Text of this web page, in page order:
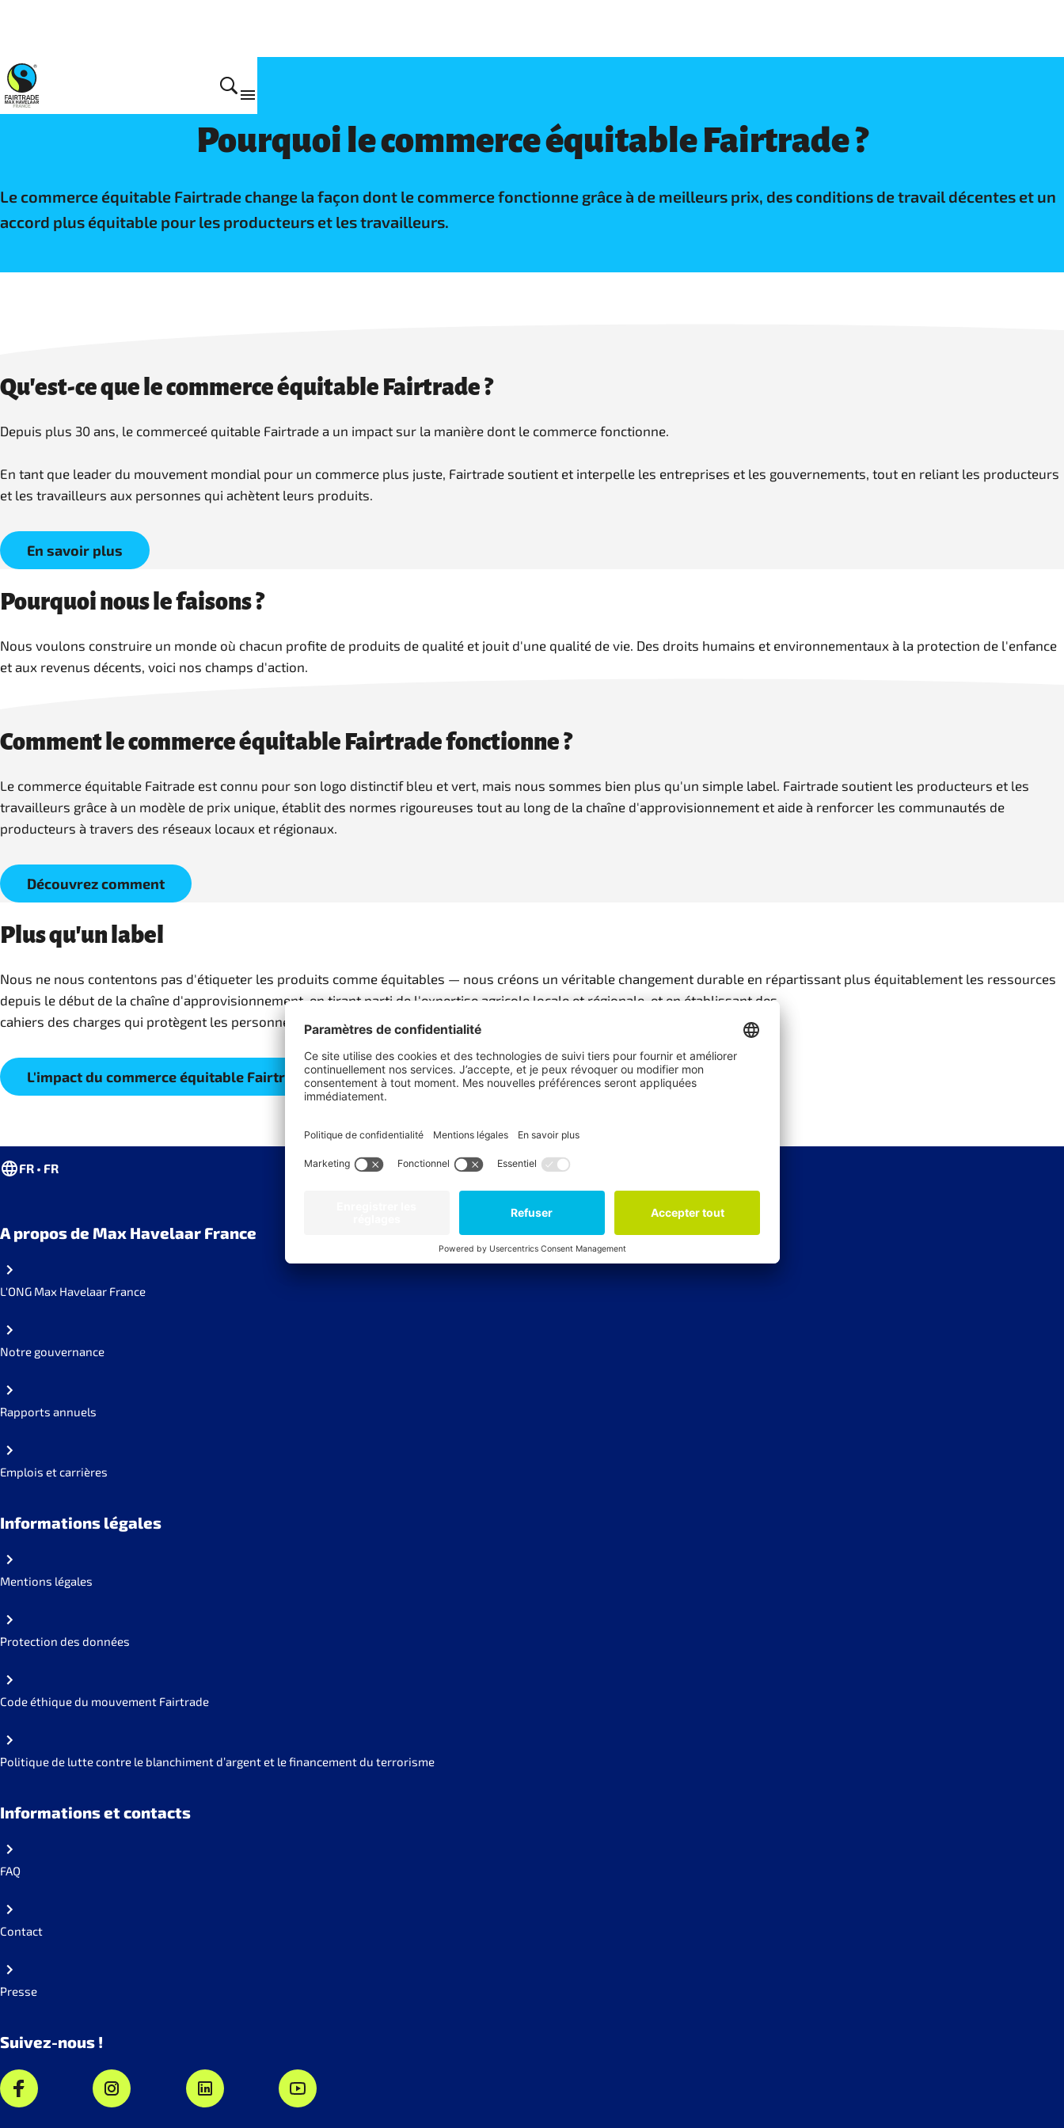
Home
Pourquoi le commerce équitable Fairtrade ?
Le commerce équitable Fairtrade change la façon dont le commerce fonctionne grâce à de meilleurs prix, des conditions de travail décentes et un
accord plus équitable pour les producteurs et les travailleurs.
Qu'est-ce que le commerce équitable Fairtrade ?
Depuis plus 30 ans, le commerceé quitable Fairtrade a un impact sur la manière dont le commerce fonctionne.
En tant que leader du mouvement mondial pour un commerce plus juste, Fairtrade soutient et interpelle les entreprises et les gouvernements, tout en reliant les producteurs
et les travailleurs aux personnes qui achètent leurs produits.
En savoir plus
Pourquoi nous le faisons ?
Nous voulons construire un monde où chacun profite de produits de qualité et jouit d'une qualité de vie. Des droits humains et environnementaux à la protection de l'enfance
et aux revenus décents, voici nos champs d'action.
Comment le commerce équitable Fairtrade fonctionne ?
Le commerce équitable Faitrade est connu pour son logo distinctif bleu et vert, mais nous sommes bien plus qu'un simple label. Fairtrade soutient les producteurs et les
travailleurs grâce à un modèle de prix unique, établit des normes rigoureuses tout au long de la chaîne d'approvisionnement et aide à renforcer les communautés de
producteurs à travers des réseaux locaux et régionaux.
Découvrez comment
Plus qu'un label
Nous ne nous contentons pas d'étiqueter les produits comme équitables — nous créons un véritable changement durable en répartissant plus équitablement les ressources
depuis le début de la chaîne d'approvisionnement, en tirant parti de l'expertise agricole locale et régionale, et en établissant des
cahiers des charges qui protègent les personnes et l'environnement.
L'impact du commerce équitable Fairtrade
FR • FR
A propos de Max Havelaar France
L'ONG Max Havelaar France
Notre gouvernance
Rapports annuels
Emplois et carrières
Informations légales
Mentions légales
Protection des données
Code éthique du mouvement Fairtrade
Politique de lutte contre le blanchiment d’argent et le financement du terrorisme
Informations et contacts
FAQ
Contact
Presse
Suivez-nous !